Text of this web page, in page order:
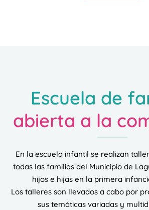
Escuela de
abierta a la
En la escuela infantil se realizan
todas las familias del Municipio de
hijos e hijas en la primera
Los talleres son llevados a cabo por
sus temáticas variadas y